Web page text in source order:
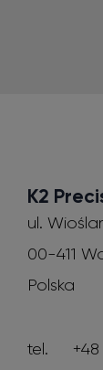
K2
ul.
00-411
Polska
tel.